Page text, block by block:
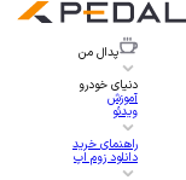
پدال من
دنیای خودرو
آموزش
ویدئو
راهنمای خرید
دانلود زوم اپ